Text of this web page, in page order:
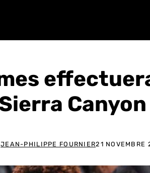
JEAN-PHILIPPE FOURNIER21 NOVEMBRE